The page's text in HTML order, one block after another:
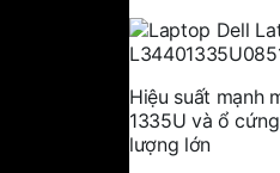
Hiệu suất mạnh
1335U và ổ
lượng lớn